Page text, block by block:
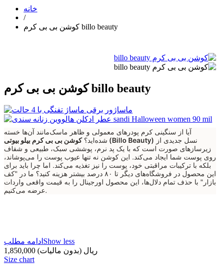
خانه
/
کوشن بی بی کرم billo beauty
کوشن بی بی کرم billo beauty
آیا از سنگینی کرم پودرهای معمولی و ظاهر ماسک‌مانند آن‌ها خسته
شده‌اید؟ کوشن بی بی کرم بیلو بیوتی (Billo Beauty) نسل جدیدی از
زیرسازهای صورت است که با یک پد نرم، پوششی سبک، طبیعی و شفاف
روی پوست شما ایجاد می‌کند. این کوشن نه تنها عیوب پوست را می‌پوشاند،
بلکه با ترکیبات مراقبتی خود، پوست را نیز تغذیه می‌کند. اما چرا باید برای
این محصول در فروشگاه‌های دیگر تا ۸۰ درصد بیشتر هزینه کنید؟ ما در "کف
بازار" با حذف تمام دلال‌ها، این محصول اورجینال را به قیمت واقعی واردات
عرضه می‌کنیم.
ادامه مطلب Show less
1,850,000 ریال (بدون مالیات)
Size chart